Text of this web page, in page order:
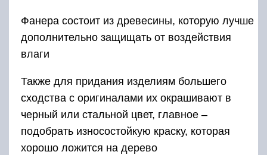
Фанера состоит из древесины, которую лучше
дополнительно защищать от воздействия
влаги
Также для придания изделиям большего
сходства с оригиналами их окрашивают в
черный или стальной цвет, главное –
подобрать износостойкую краску, которая
хорошо ложится на дерево